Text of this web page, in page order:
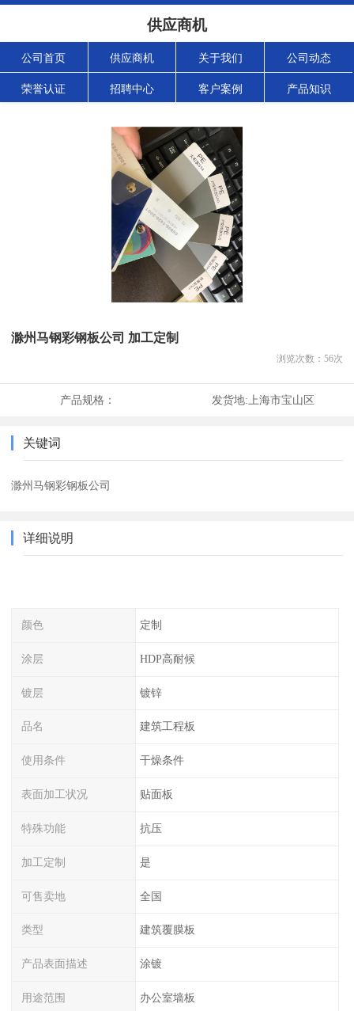
供应商机
公司首页 供应商机 关于我们 公司动态
荣誉认证 招聘中心 客户案例 产品知识
滁州马钢彩钢板公司 加工定制
浏览次数： 56次
产品规格： 发货地: 上海市宝山区
关键词
滁州马钢彩钢板公司
详细说明
颜色 定制
涂层 HDP高耐候
镀层 镀锌
品名 建筑工程板
使用条件 干燥条件
表面加工状况 贴面板
特殊功能 抗压
加工定制 是
可售卖地 全国
类型 建筑覆膜板
产品表面描述 涂镀
用途范围 办公室墙板